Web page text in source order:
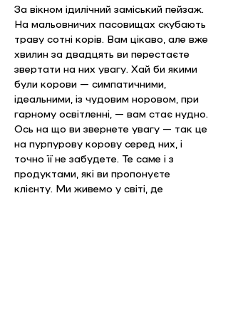
За вікном ідилічний заміський пейзаж.
На мальовничих пасовищах скубають
траву сотні корів. Вам цікаво, але вже
хвилин за двадцять ви перестаєте
звертати на них увагу. Хай би якими
були корови — симпатичними,
ідеальними, із чудовим норовом, при
гарному освітленні, — вам стає нудно.
Ось на що ви звернете увагу — так це
на пурпурову корову серед них, і
точно її не забудете. Те саме і з
продуктами, які ви пропонуєте
клієнту. Ми живемо у світі, де